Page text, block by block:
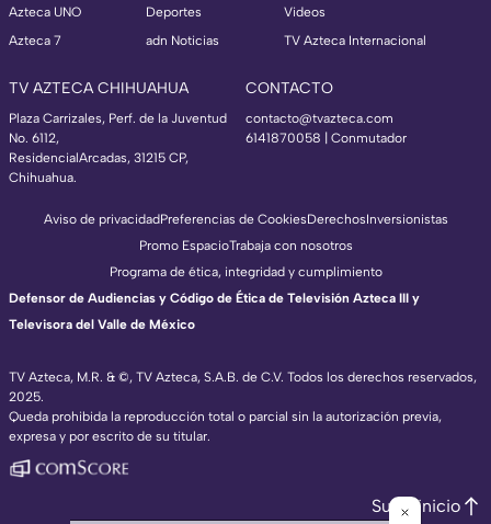
Azteca UNO
Azteca 7
Deportes
adn Noticias
Videos
TV Azteca Internacional
TV AZTECA CHIHUAHUA
Plaza Carrizales, Perf. de la Juventud
No. 6112,
ResidencialArcadas, 31215 CP,
Chihuahua.
CONTACTO
contacto@tvazteca.com
6141870058 | Conmutador
TV Azteca, M.R. & ©, TV Azteca, S.A.B. de C.V. Todos los derechos reservados,
2025.
Queda prohibida la reproducción total o parcial sin la autorización previa,
expresa y por escrito de su titular.
Aviso de privacidadPreferencias de CookiesDerechosInversionistas
Promo EspacioTrabaja con nosotros
Programa de ética, integridad y cumplimiento
Defensor de Audiencias y Código de Ética de Televisión Azteca III y
Televisora del Valle de México
Subir inicio